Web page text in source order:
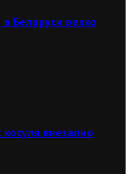
Беларуси резко
внезапно